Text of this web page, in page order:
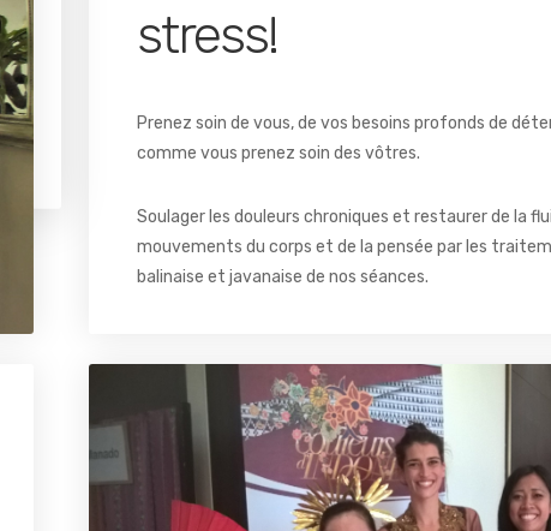
stress!
Prenez soin de vous, de vos besoins profonds de
comme vous prenez soin des vôtres.
Soulager les douleurs chroniques et restaurer de la
mouvements du corps et de la pensée par les
balinaise et javanaise de nos séances.